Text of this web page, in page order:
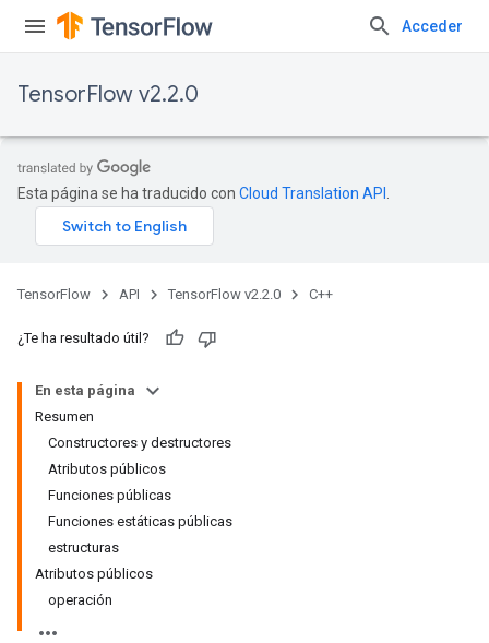
Acceder
TensorFlow v2.2.0
Esta página se ha traducido con Cloud Translation API
TensorFlow API TensorFlow v2.2.0 C++
¿Te ha resultado útil?
En esta página
Resumen
Constructores y destructores
Atributos públicos
Funciones públicas
Funciones estáticas públicas
estructuras
Atributos públicos
operación